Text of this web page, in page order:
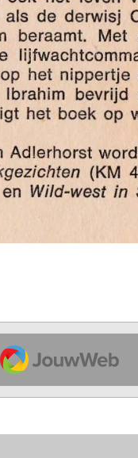
JouwWeb